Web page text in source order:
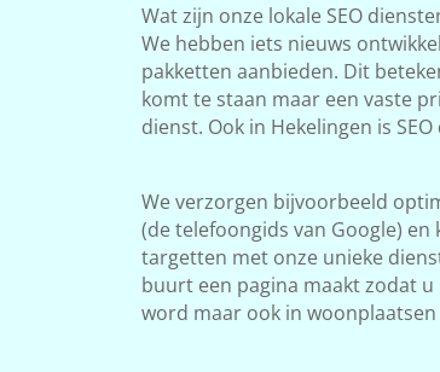
Wat zijn onze lokale SEO
We hebben iets nieuws
pakketten aanbieden. Dit
komt te staan maar een vaste
dienst. Ook in Hekelingen is
We verzorgen bijvoorbeeld
(de telefoongids van Google)
targetten met onze unieke
buurt een pagina maakt zodat
word maar ook in